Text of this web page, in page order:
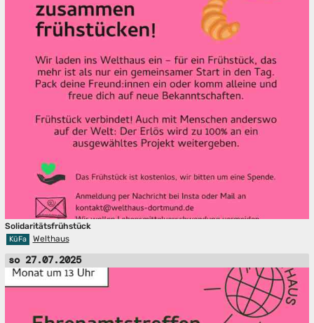
Solidaritätsfrühstück
KüFa Welthaus
so 27.07.2025